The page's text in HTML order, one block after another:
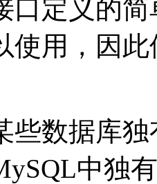
口定义的
使用，因
些数据库
中独